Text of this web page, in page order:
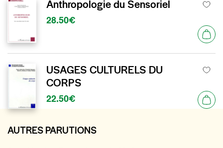
Anthropologie du Sensoriel
28.50€
USAGES CULTURELS DU
CORPS
22.50€
AUTRES PARUTIONS